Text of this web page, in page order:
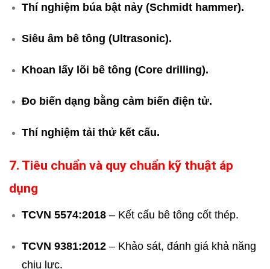
Thí nghiệm búa bật nảy (Schmidt hammer).
Siêu âm bê tông (Ultrasonic).
Khoan lấy lõi bê tông (Core drilling).
Đo biến dạng bằng cảm biến điện tử.
Thí nghiệm tải thử kết cấu.
7. Tiêu chuẩn và quy chuẩn kỹ thuật áp
dụng
TCVN 5574:2018– Kết cấu bê tông cốt thép.
TCVN 9381:2012– Khảo sát, đánh giá khả năng
chịu lực.